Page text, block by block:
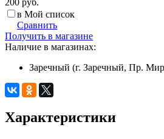
200 руб.
в Мой список
Сравнить
Получить в магазине
Наличие в магазинах:
Заречный (г. Заречный, Пр.
Характеристики